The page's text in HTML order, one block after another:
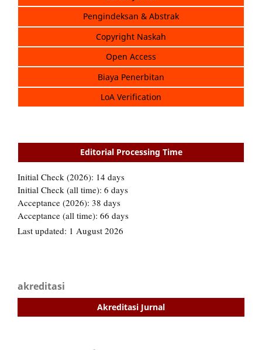
Pengindeksan & Abstrak
Copyright Naskah
Open Access
Biaya Penerbitan
LoA Verification
Editorial Processing Time
akreditasi
Akreditasi Jurnal